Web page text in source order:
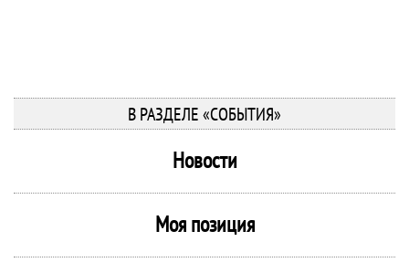
В РАЗДЕЛЕ «СОБЫТИЯ»
Новости
Моя позиция